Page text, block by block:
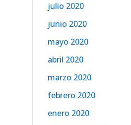
julio 2020
junio 2020
mayo 2020
abril 2020
marzo 2020
febrero 2020
enero 2020